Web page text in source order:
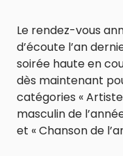
Le rendez-vous
d’écoute l’an
soirée haute en
dès maintenant
catégories «
masculin de
et « Chanson de